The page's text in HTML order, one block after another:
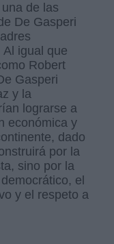
de las
De Gasperi
igual que
Robert
Gasperi
y la
lograrse a
económica y
dado
por la
sino por la
el
y el respeto a